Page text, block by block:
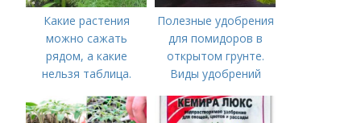
Какие растения
можно сажать
рядом, а какие
нельзя таблица.
Полезные удобрения
для помидоров в
открытом грунте.
Виды удобрений